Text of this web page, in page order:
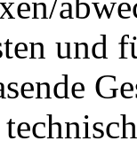
und